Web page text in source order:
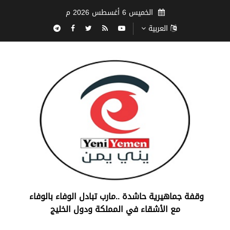
الخميس 6 أغسطس 2026 م
العربية
‏وقفة جماهيرية حاشدة ..مارب ‏تبادل الوفاء بالوفاء ‏
مع الأشقاء في المملكة ودول الخليج